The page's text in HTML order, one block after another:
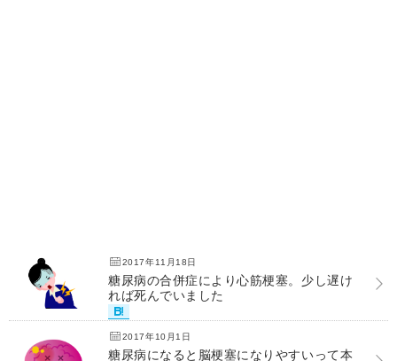
2017年11月18日
糖尿病の合併症により心筋梗塞。少し遅け
れば死んでいました
2017年10月1日
糖尿病になると脳梗塞になりやすいって本